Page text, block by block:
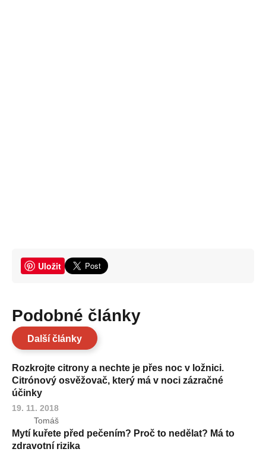
Uložit
Podobné články
Další články
Rozkrojte citrony a nechte je přes noc v ložnici.
Citrónový osvěžovač, který má v noci zázračné
účinky
19. 11. 2018
Tomáš
Mytí kuřete před pečením? Proč to nedělat? Má to
zdravotní rizika